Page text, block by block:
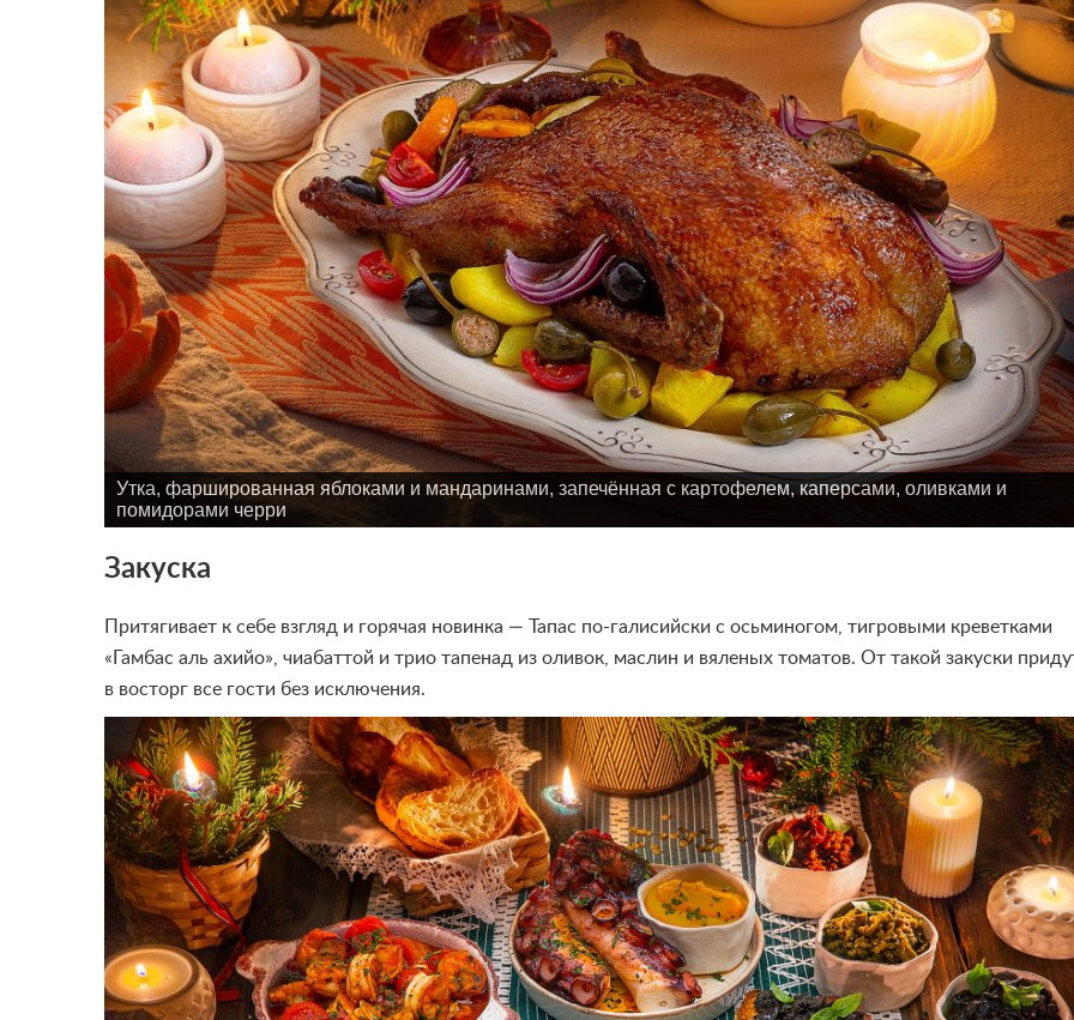
Утка, фаршированная яблоками и мандаринами, запечённая с картофелем, каперсами, оливками и
помидорами черри
Закуска
Притягивает к себе взгляд и горячая новинка — Тапас по-галисийски с осьминогом, тигровыми креветками
«Гамбас аль ахийо», чиабаттой и трио тапенад из оливок, маслин и вяленых томатов. От такой закуски
в восторг все гости без исключения.